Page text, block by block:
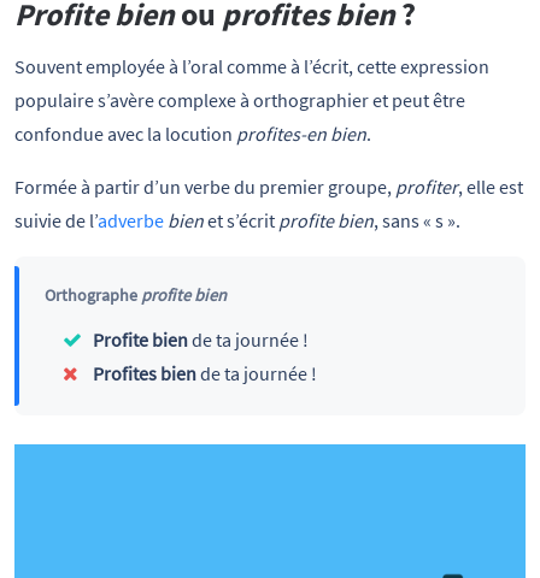
Profite bienou profites bien?
Souvent employée à l’oral comme à l’écrit, cette expression
populaire s’avère complexe à orthographier et peut être
confondue avec la locution profites-en bien.
Formée à partir d’un verbe du premier groupe, profiter, elle est
suivie de l’adverbe bienet s’écrit profite bien, sans « s ».
Orthographe profite bien
Profite biende ta journée !
Profites biende ta journée !